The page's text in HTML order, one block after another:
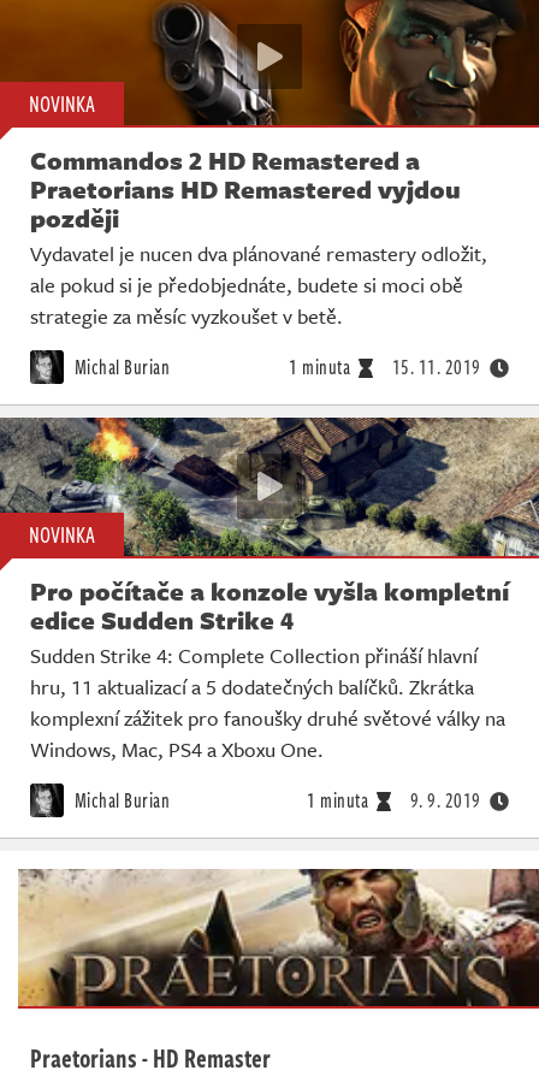
NOVINKA
Commandos 2 HD Remastered a
Praetorians HD Remastered vyjdou
později
Vydavatel je nucen dva plánované remastery odložit,
ale pokud si je předobjednáte, budete si moci obě
strategie za měsíc vyzkoušet v betě.
Michal Burian 1 minuta 15. 11. 2019
NOVINKA
Pro počítače a konzole vyšla kompletní
edice Sudden Strike 4
Sudden Strike 4: Complete Collection přináší hlavní
hru, 11 aktualizací a 5 dodatečných balíčků. Zkrátka
komplexní zážitek pro fanoušky druhé světové války na
Windows, Mac, PS4 a Xboxu One.
Michal Burian 1 minuta 9. 9. 2019
Praetorians - HD Remaster